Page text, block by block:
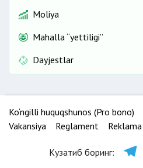
Moliya
Mahalla “yettiligi”
Dayjestlar
Ko‘ngilli huquqshunos (Pro bono)
Vakansiya
Reglament Reklama
Кузатиб боринг: